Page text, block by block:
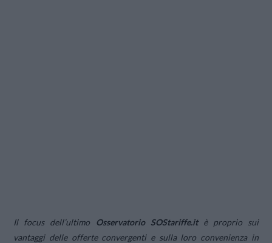
Il focus dell’ultimo Osservatorio SOStariffe.itè proprio sui
vantaggi delle offerte convergenti e sulla loro convenienza in